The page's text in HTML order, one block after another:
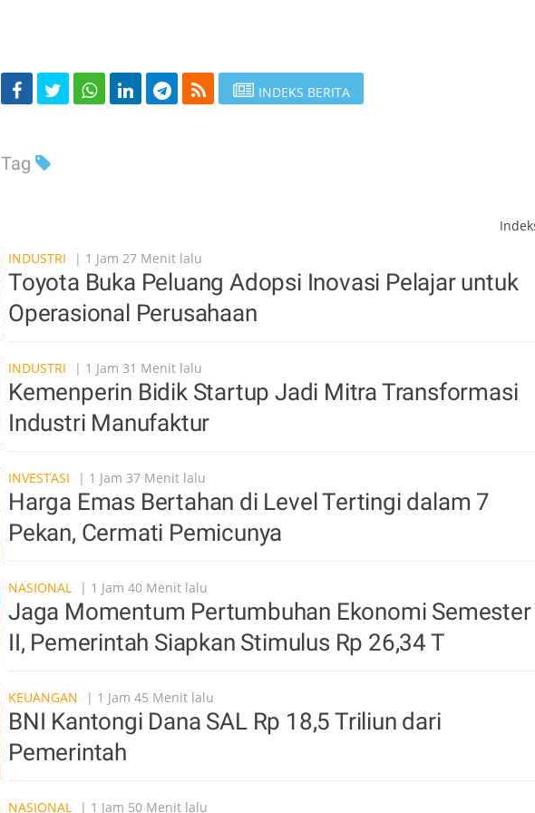
INDEKS BERITA
Tag
INDUSTRI
| 1 Jam 27 Menit lalu
Toyota Buka Peluang Adopsi Inovasi Pelajar untuk
Operasional Perusahaan
INDUSTRI | 1 Jam 31 Menit lalu
Kemenperin Bidik Startup Jadi Mitra Transformasi
Industri Manufaktur
INVESTASI | 1 Jam 37 Menit lalu
Harga Emas Bertahan di Level Tertingi dalam 7
Pekan, Cermati Pemicunya
NASIONAL | 1 Jam 40 Menit lalu
Jaga Momentum Pertumbuhan Ekonomi Semester
II, Pemerintah Siapkan Stimulus Rp 26,34 T
KEUANGAN | 1 Jam 45 Menit lalu
BNI Kantongi Dana SAL Rp 18,5 Triliun dari
Pemerintah
NASIONAL | 1 Jam 50 Menit lalu